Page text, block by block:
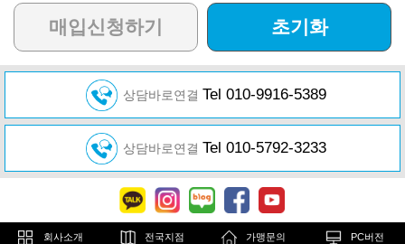
매입신청하기 초기화
상담바로연결 Tel 010-9916-5389
상담바로연결 Tel 010-5792-3233
회사소개 전국지점 가맹문의 PC버전